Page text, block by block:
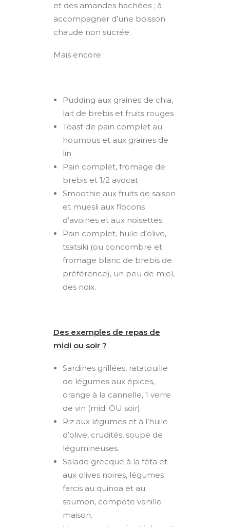
et des amandes hachées ; à
accompagner d’une boisson
chaude non sucrée.
Mais encore :
Pudding aux graines de chia,
lait de brebis et fruits rouges
Toast de pain complet au
houmous et aux graines de
lin
Pain complet, fromage de
brebis et 1/2 avocat
Smoothie aux fruits de saison
et muesli aux flocons
d’avoines et aux noisettes
Pain complet, huile d’olive,
tsatsiki (ou concombre et
fromage blanc de brebis de
préférence), un peu de miel,
des noix.
Des exemples de repas de
midi ou soir ?
Sardines grillées, ratatouille
de légumes aux épices,
orange à la cannelle, 1 verre
de vin (midi OU soir).
Riz aux légumes et à l’huile
d’olive, crudités, soupe de
légumineuses.
Salade grecque à la féta et
aux olives noires, légumes
farcis au quinoa et au
saumon, compote vanille
maison.